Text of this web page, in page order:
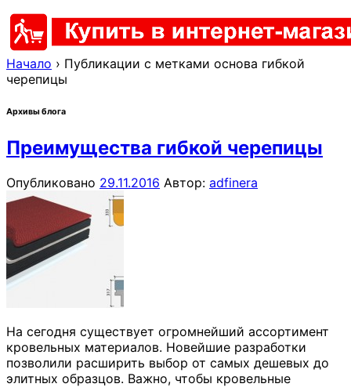
Начало › Публикации с метками основа гибкой
черепицы
Архивы блога
Преимущества гибкой черепицы
Опубликовано 29.11.2016 Автор: adfinera
На сегодня существует огромнейший ассортимент
кровельных материалов. Новейшие разработки
позволили расширить выбор от самых дешевых до
элитных образцов. Важно, чтобы кровельные